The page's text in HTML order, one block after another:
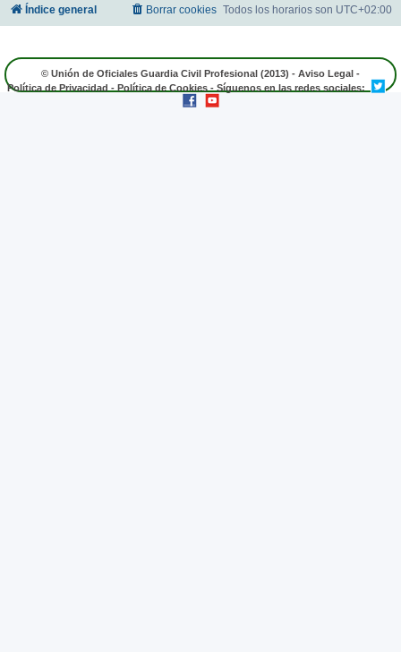
Índice general Todos los horarios son UTC+02:00
Borrar cookies
© Unión de Oficiales Guardia Civil Profesional (2013) - Aviso Legal -
Política de Privacidad - Política de Cookies - Síguenos en las redes sociales: